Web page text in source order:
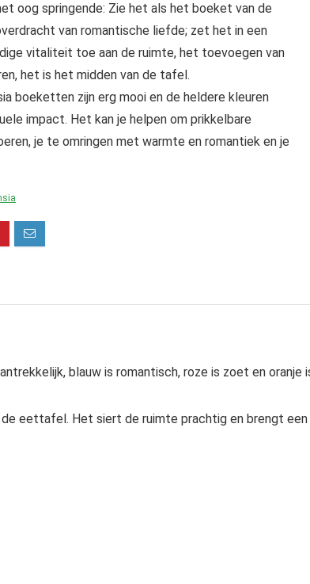
oog springende: Zie het als het boeket van de
van romantische liefde; zet het in een
vitaliteit toe aan de ruimte, het toevoegen van
het is het midden van de tafel.
boeketten zijn erg mooi en de heldere kleuren
impact. Het kan je helpen om prikkelbare
je te omringen met warmte en romantiek en je
blauw is romantisch, roze is zoet en oranje
eettafel. Het siert de ruimte prachtig en brengt een